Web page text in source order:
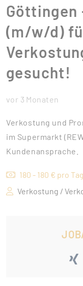
(m/w/d)
gesucht!
vor 3 Monaten
Verkostung und
im Supermarkt
Kundenansprache.
180 - 180 € pro Tag
Verkostung /